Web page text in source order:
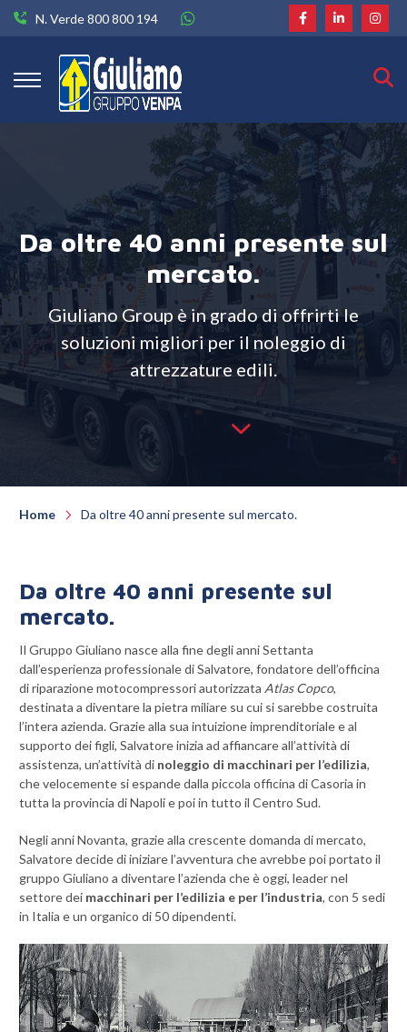
N. Verde 800 800 194
Da oltre 40 anni presente sul
mercato.
Giuliano Group è in grado di offrirti le
soluzioni migliori per il noleggio di
attrezzature edili.
Home Da oltre 40 anni presente sul mercato.
Da oltre 40 anni presente sul
mercato.
Il Gruppo Giuliano nasce alla fine degli anni Settanta
dall’esperienza professionale di Salvatore, fondatore dell’officina
di riparazione motocompressori autorizzata Atlas Copco,
destinata a diventare la pietra miliare su cui si sarebbe costruita
l’intera azienda. Grazie alla sua intuizione imprenditoriale e al
supporto dei figli, Salvatore inizia ad affiancare all’attività di
assistenza, un’attività di noleggio di macchinari per l’edilizia,
che velocemente si espande dalla piccola officina di Casoria in
tutta la provincia di Napoli e poi in tutto il Centro Sud.
Negli anni Novanta, grazie alla crescente domanda di mercato,
Salvatore decide di iniziare l’avventura che avrebbe poi portato il
gruppo Giuliano a diventare l’azienda che è oggi, leader nel
settore dei macchinari per l’edilizia e per l’industria, con 5 sedi
in Italia e un organico di 50 dipendenti.